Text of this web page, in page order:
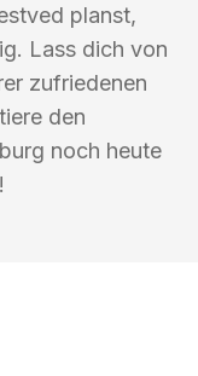
planst,
Lass dich von
zufriedenen
den
noch heute